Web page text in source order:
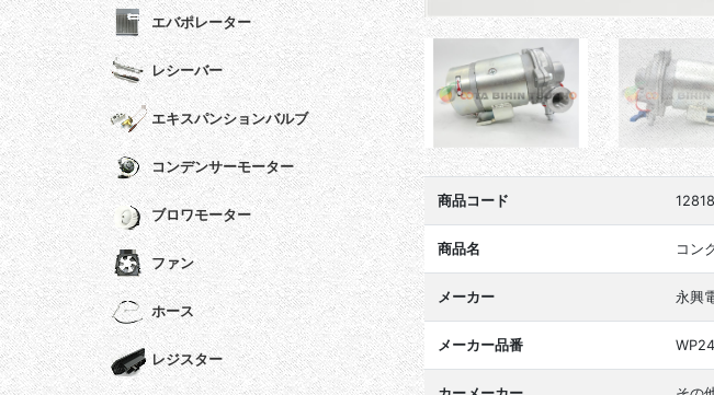
商品コード 12818
商品名 コン
メーカー 永興
メーカー品番
エバポレーター
レシーバー
エキスパンションバルブ
コンデンサーモーター
ブロワモーター
ファン
ホース
レジスター